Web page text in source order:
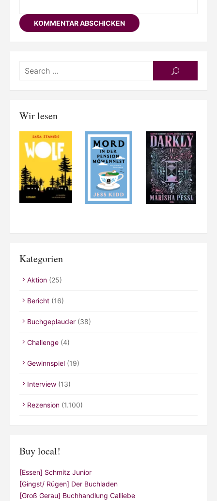
SEARCH
Wir lesen
Kategorien
Aktion (25)
Bericht (16)
Buchgeplauder (38)
Challenge (4)
Gewinnspiel (19)
Interview (13)
Rezension (1.100)
Buy local!
[Essen] Schmitz Junior
[Gingst/ Rügen] Der Buchladen
[Groß Gerau] Buchhandlung Calliebe